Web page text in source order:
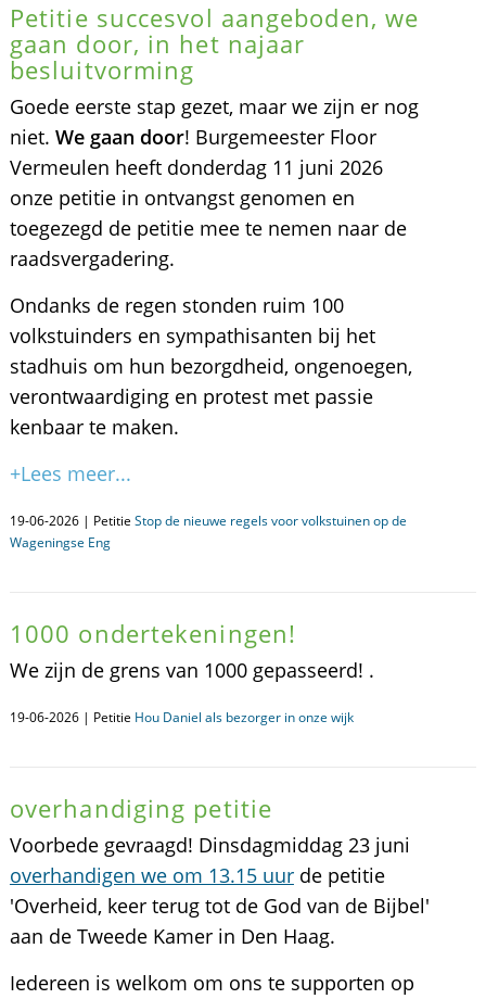
Petitie succesvol aangeboden, we
gaan door, in het najaar
besluitvorming
Goede eerste stap gezet, maar we zijn er nog
niet. We gaan door! Burgemeester Floor
Vermeulen heeft donderdag 11 juni 2026
onze petitie in ontvangst genomen en
toegezegd de petitie mee te nemen naar de
raadsvergadering.
Ondanks de regen stonden ruim 100
volkstuinders en sympathisanten bij het
stadhuis om hun bezorgdheid, ongenoegen,
verontwaardiging en protest met passie
kenbaar te maken.
+Lees meer...
19-06-2026 | Petitie Stop de nieuwe regels voor volkstuinen op de
Wageningse Eng
1000 ondertekeningen!
We zijn de grens van 1000 gepasseerd! .
19-06-2026 | Petitie Hou Daniel als bezorger in onze wijk
overhandiging petitie
Voorbede gevraagd! Dinsdagmiddag 23 juni
overhandigen we om 13.15 uurde petitie
'Overheid, keer terug tot de God van de Bijbel'
aan de Tweede Kamer in Den Haag.
Iedereen is welkom om ons te supporten op